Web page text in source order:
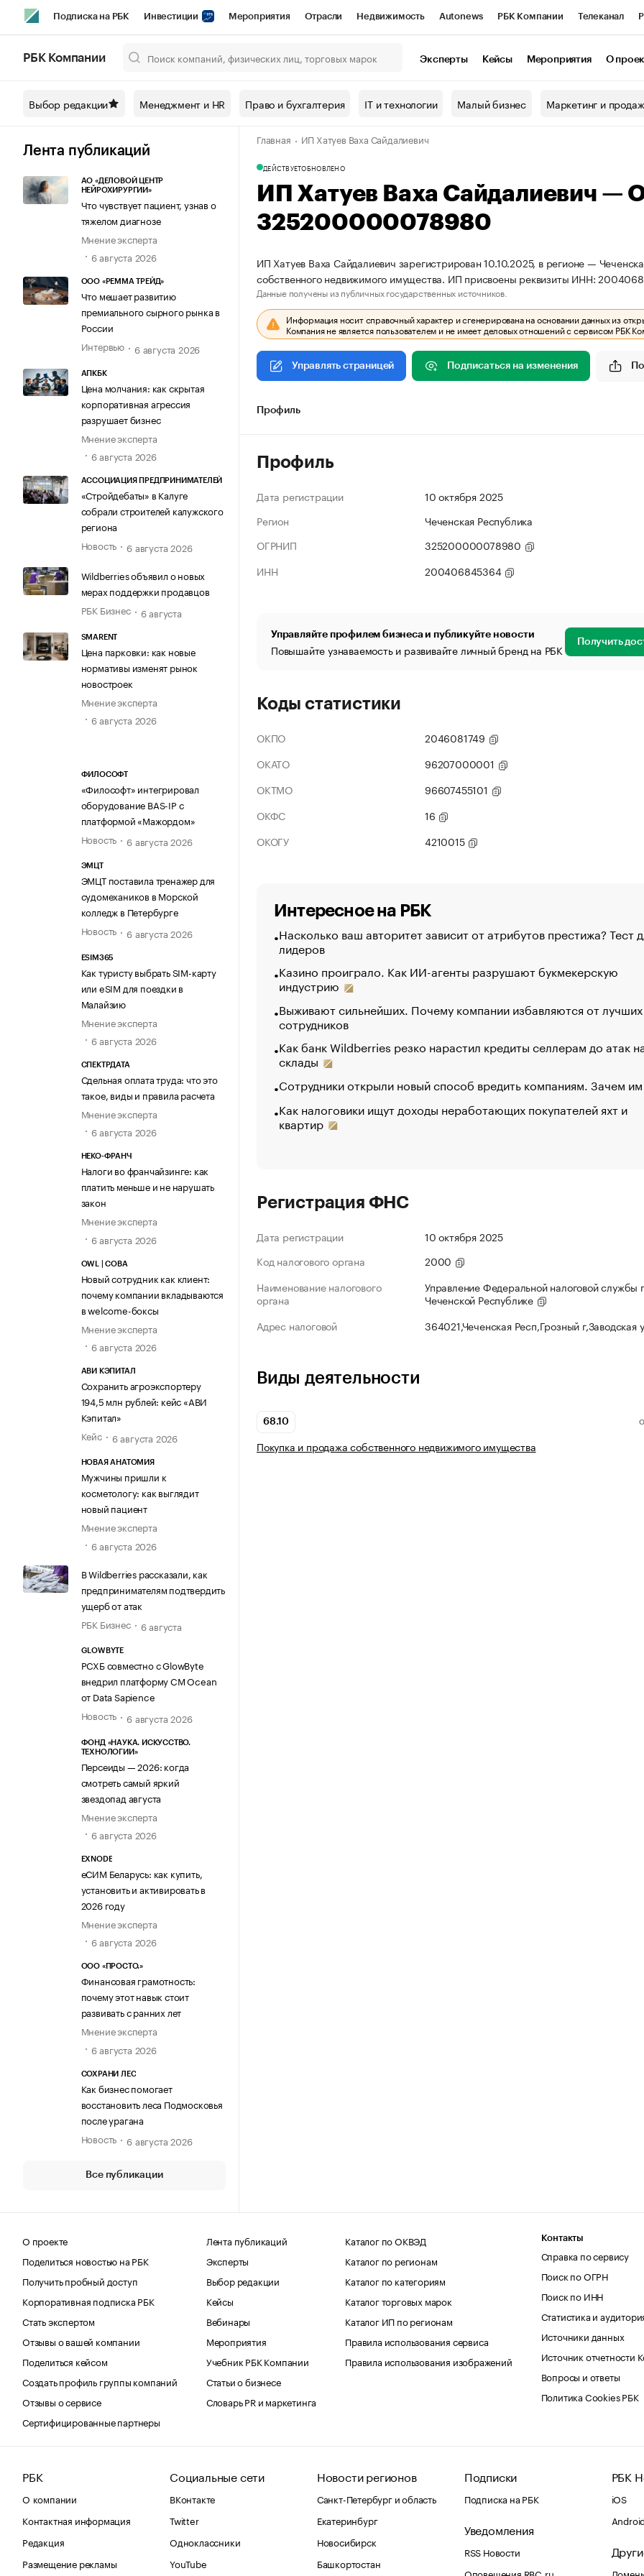
Подписка на РБК Инвестиции Мероприятия Отрасли Недвижимость Autonews РБК Компании Телеканал
Спецпроекты СПб Конференции СПб Спецпроекты Проверка контрагентов
Технологии и медиа Рынок наличной валюты
РБК Компании Эксперты Кейсы Мероприятия О
Выбор редакции Менеджмент и HR Право и бухгалтерия IT и технологии Малый бизнес Маркетинг и
Лента публикаций
АО «ДЕЛОВОЙ ЦЕНТР
НЕЙРОХИРУРГИИ»
Что чувствует пациент, узнав о
тяжелом диагнозе
Мнение эксперта
6 августа 2026
ООО «РЕММА ТРЕЙД»
Что мешает развитию
премиального сырного рынка в
России
Интервью
6 августа 2026
АПКБК
Цена молчания: как скрытая
корпоративная агрессия
разрушает бизнес
Мнение эксперта
6 августа 2026
АССОЦИАЦИЯ ПРЕДПРИНИМАТЕЛЕЙ
«Стройдебаты» в Калуге
собрали строителей калужского
региона
Новость
6 августа 2026
Wildberries объявил о новых
мерах поддержки продавцов
РБК Бизнес
6 августа
SMARENT
Цена парковки: как новые
нормативы изменят рынок
новостроек
Мнение эксперта
6 августа 2026
ФИЛОСОФТ
«Философт» интегрировал
оборудование BAS-IP с
платформой «Мажордом»
Новость
6 августа 2026
ЭМЦТ
ЭМЦТ поставила тренажер для
судомехаников в Морской
колледж в Петербурге
Новость
6 августа 2026
ESIM365
Как туристу выбрать SIM-карту
или eSIM для поездки в
Малайзию
Мнение эксперта
6 августа 2026
СПЕКТРДАТА
Сдельная оплата труда: что это
такое, виды и правила расчета
Мнение эксперта
6 августа 2026
НЕКО-ФРАНЧ
Налоги во франчайзинге: как
платить меньше и не нарушать
закон
Мнение эксперта
6 августа 2026
OWL | СОВА
Новый сотрудник как клиент:
почему компании вкладываются
в welcome-боксы
Мнение эксперта
6 августа 2026
АВИ КЭПИТАЛ
Сохранить агроэкспортеру
194,5 млн рублей: кейс «АВИ
Кэпитал»
Кейс
6 августа 2026
НОВАЯ АНАТОМИЯ
Мужчины пришли к
косметологу: как выглядит
новый пациент
Мнение эксперта
6 августа 2026
В Wildberries рассказали, как
предпринимателям подтвердить
ущерб от атак
РБК Бизнес
6 августа
GLOWBYTE
РСХБ совместно с GlowByte
внедрил платформу CM Ocean
от Data Sapience
Новость
6 августа 2026
ФОНД «НАУКА. ИСКУССТВО.
ТЕХНОЛОГИИ»
Персеиды — 2026: когда
смотреть самый яркий
звездопад августа
Мнение эксперта
6 августа 2026
EXNODE
еСИМ Беларусь: как купить,
установить и активировать в
2026 году
Мнение эксперта
6 августа 2026
ООО «ПРОСТО.»
Финансовая грамотность:
почему этот навык стоит
развивать с ранних лет
Мнение эксперта
6 августа 2026
СОХРАНИ ЛЕС
Как бизнес помогает
восстановить леса Подмосковья
после урагана
Новость
6 августа 2026
Все публикации
Главная ИП Хатуев Ваха Сайдалиевич
ДЕЙСТВУЕТОБНОВЛЕНО
ИП Хатуев Ваха Сайдалиевич —
325200000078980
ИП Хатуев Ваха Сайдалиевич зарегистрирован 10.10.2025, в регионе —
собственного недвижимого имущества. ИП присвоены реквизиты ИНН:
Данные получены из публичных государственных источников.
Информация носит справочный характер и сгенерирована на основании данных из
Компания не является пользователем и не имеет деловых отношений с сервисом РБК
Управлять страницей Подписаться на изменения
Профиль
Профиль
Дата регистрации
10 октября 2025
Регион
Чеченская Республика
ОГРНИП
325200000078980
ИНН
200406845364
Управляйте профилем бизнеса и публикуйте новости
Повышайте узнаваемость и развивайте личный бренд на РБК Получить
Коды статистики
ОКПО
2046081749
ОКАТО
96207000001
ОКТМО
96607455101
ОКФС
16
ОКОГУ
4210015
Интересное на РБК
Насколько ваш авторитет зависит от атрибутов престижа? Тест
лидеров
Казино проиграло. Как ИИ-агенты разрушают букмекерскую
индустрию
Выживают сильнейших. Почему компании избавляются от лучших
сотрудников
Как банк Wildberries резко нарастил кредиты селлерам до атак
склады
Сотрудники открыли новый способ вредить компаниям. Зачем
Как налоговики ищут доходы неработающих покупателей яхт и
квартир
Регистрация ФНС
Дата регистрации
10 октября 2025
Код налогового органа
2000
Наименование налогового
органа
Управление Федеральной налоговой службы
Чеченской Республике
Адрес налоговой
364021,Чеченская Респ,Грозный г,Заводская
Виды деятельности
68.10
Покупка и продажа собственного недвижимого имущества
О проекте
Поделиться новостью на РБК
Получить пробный доступ
Корпоративная подписка РБК
Стать экспертом
Отзывы о вашей компании
Поделиться кейсом
Создать профиль группы компаний
Отзывы о сервисе
Сертифицированные партнеры
Лента публикаций
Эксперты
Выбор редакции
Кейсы
Вебинары
Мероприятия
Учебник РБК Компании
Статьи о бизнесе
Словарь PR и маркетинга
Каталог по ОКВЭД
Каталог по регионам
Каталог по категориям
Каталог торговых марок
Каталог ИП по регионам
Правила использования сервиса
Правила использования изображений
Контакты
Справка по сервису
Поиск по ОГРН
Поиск по ИНН
Статистика и
Источники данных
Источник отчетности
Вопросы и ответы
Политика Cookies РБК
РБК
О компании
Контактная информация
Редакция
Размещение рекламы
Социальные сети
ВКонтакте
Twitter
Одноклассники
YouTube
Новости регионов
Санкт-Петербург и область
Екатеринбург
Новосибирск
Башкортостан
Подписки
Подписка на РБК
Уведомления
RSS Новости
Оповещения RBC.ru
РБК
iOS